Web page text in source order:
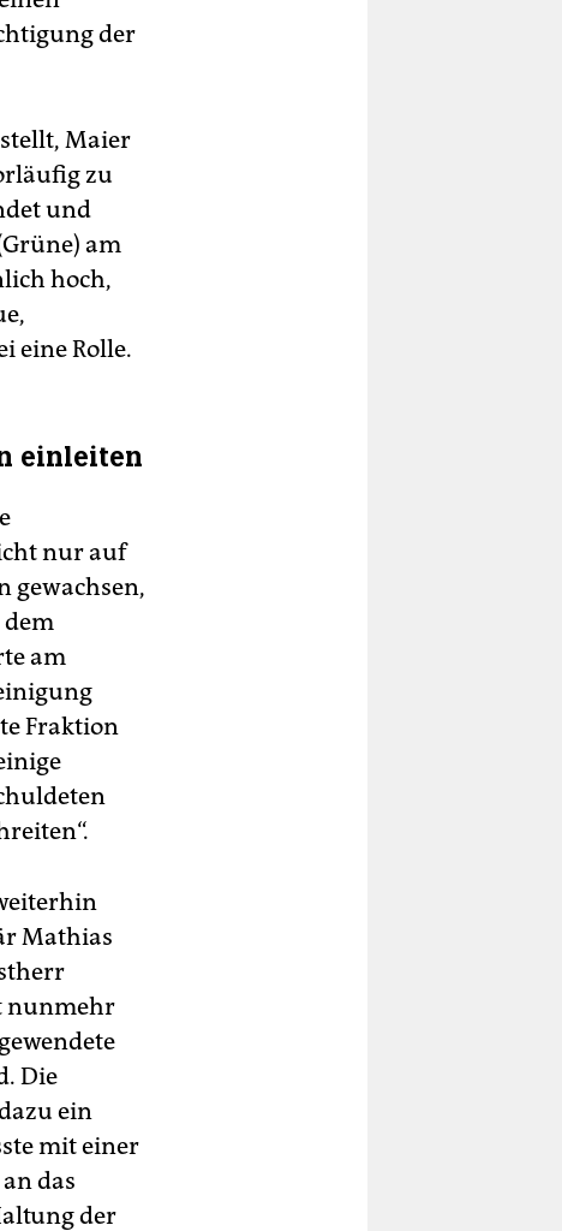
der
Maier
zu
und
am
hoch,
eine Rolle.
einleiten
nur auf
gewachsen,
dem
am
Fraktion
Mathias
nunmehr
Die
ein
mit einer
das
der